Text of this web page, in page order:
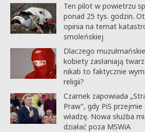
Ten pilot w powietrzu
ponad 25 tys. godzin.
opinia na temat
smoleńskiej
Dlaczego muzułmańskie
kobiety zasłaniają
nikab to faktycznie
religii?
Czarnek zapowiada
Praw”, gdy PiS przejmie
władzę. Nowa służba
działać poza MSWiA